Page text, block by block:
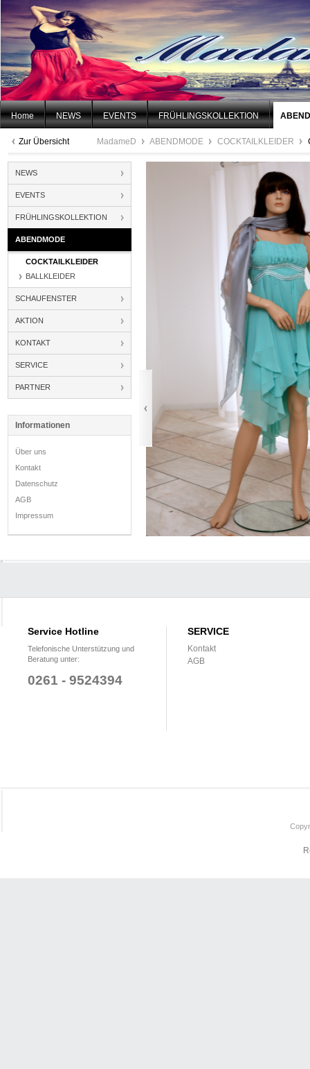
Home NEWS EVENTS FRÜHLINGSKOLLEKTION
Zur Übersicht MadameD ABENDMODE COCKTAILKLEIDER
NEWS
EVENTS
FRÜHLINGSKOLLEKTION
ABENDMODE
COCKTAILKLEIDER
BALLKLEIDER
SCHAUFENSTER
AKTION
KONTAKT
SERVICE
PARTNER
Informationen
Über uns
Kontakt
Datenschutz
AGB
Impressum
Service Hotline
Telefonische Unterstützung und
Beratung unter:
0261 - 9524394
SERVICE
Kontakt
AGB